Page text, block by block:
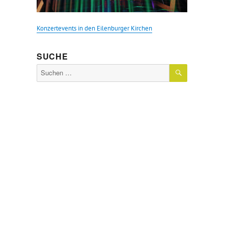
Konzertevents in den Eilenburger Kirchen
SUCHE
Suche
nach:
SUCHEN